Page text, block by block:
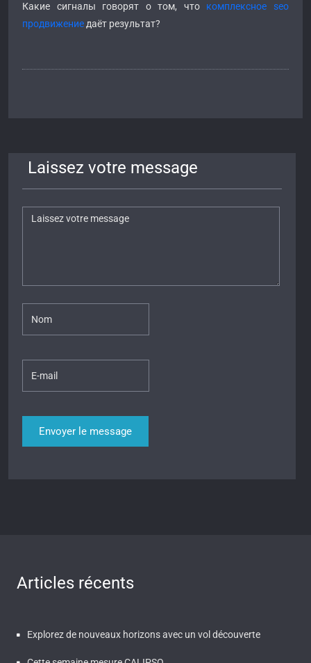
Какие сигналы говорят о том, что комплексное seo
продвижение даёт результат?
Laissez votre message
Articles récents
Explorez de nouveaux horizons avec un vol découverte